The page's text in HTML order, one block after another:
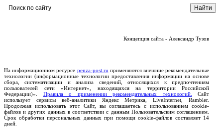
Концепция сайта - Александр Тузов
На информационном ресурсе penza-post.ru применяются внешние рекомендательные
технологии (информационные технологии предоставления информации на основе
сбора, систематизации и анализа сведений, относящихся к предпочтениям
пользователей сети «Интернет», находящихся на территории Российской
Федерации)». Правила о применении рекомендательных технологий.
Сайт
использует сервисы веб-аналитики Яндекс Метрика, LiveInternet, Rambler.
Продолжая использовать этот Сайт, вы соглашаетесь с использованием cookie-
файлов и других данных в соответствии с данным Пользовательским соглашением.
Срок обработки персональных данных при помощи cookie-файлов составляет 14
дней.